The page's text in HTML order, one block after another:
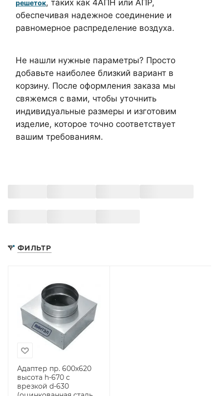
решеток, таких как 4АПН или АПР,
обеспечивая надежное соединение и
равномерное распределение воздуха.
Не нашли нужные параметры? Просто
добавьте наиболее близкий вариант в
корзину. После оформления заказа мы
свяжемся с вами, чтобы уточнить
индивидуальные размеры и изготовим
изделие, которое точно соответствует
вашим требованиям.
ФИЛЬТР
Адаптер пр. 600х620
высота h-670 с
врезкой d-630